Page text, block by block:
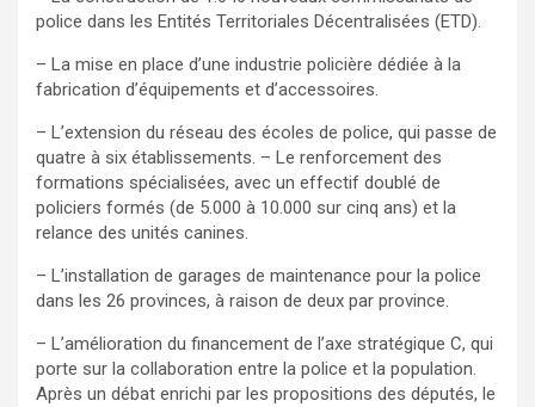
police dans les Entités Territoriales Décentralisées (ETD).
– La mise en place d’une industrie policière dédiée à la
fabrication d’équipements et d’accessoires.
– L’extension du réseau des écoles de police, qui passe de
quatre à six établissements. – Le renforcement des
formations spécialisées, avec un effectif doublé de
policiers formés (de 5.000 à 10.000 sur cinq ans) et la
relance des unités canines.
– L’installation de garages de maintenance pour la police
dans les 26 provinces, à raison de deux par province.
– L’amélioration du financement de l’axe stratégique C, qui
porte sur la collaboration entre la police et la population.
Après un débat enrichi par les propositions des députés, le